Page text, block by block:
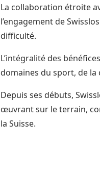
La collaboration étroite
l’engagement de
difficulté.
L’intégralité des
domaines du sport, de la
Depuis ses débuts,
œuvrant sur le terrain,
la Suisse.